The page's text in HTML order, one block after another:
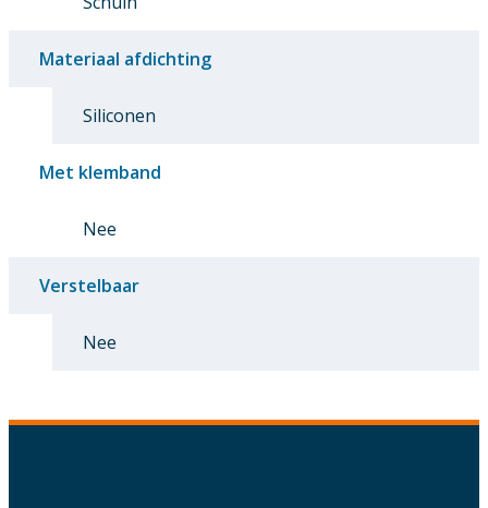
Materiaal afdichting
Siliconen
Met klemband
Nee
Verstelbaar
Nee